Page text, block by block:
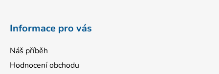
Informace pro vás
Náš příběh
Hodnocení obchodu